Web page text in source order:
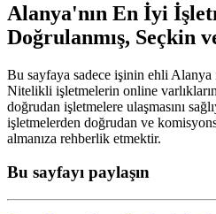
Alanya'nın En İyi
Doğrulanmış, Seçkin
Bu sayfaya sadece işinin ehli
Nitelikli işletmelerin online
doğrudan işletmelere ulaşmasını
işletmelerden doğrudan ve
almanıza rehberlik etmektir.
Bu sayfayı paylaşın